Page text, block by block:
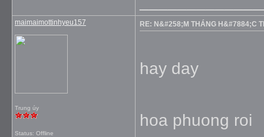
maimaimottinhyeu157
Trung úy
Status: Offline
RE: N&#258;M THÁNG H&#7884;C
hay day
hoa phuong roi